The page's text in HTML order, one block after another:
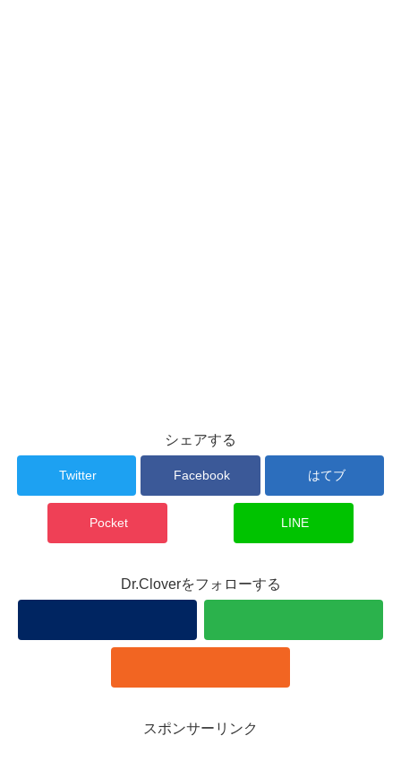
シェアする
Twitter Facebook はてブ
Pocket LINE
Dr.Cloverをフォローする
スポンサーリンク